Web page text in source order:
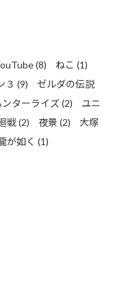
(8) ねこ (1)
３ (9)
ゼルダの伝説
ターライズ(2)
ユニ
戦(2) 夜景 (2)
大塚
が如く (1)